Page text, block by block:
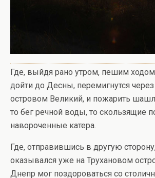
Где, выйдя рано утром, пешим
дойти до Десны, перемигнутся
островом Великий, и пожарить
то бег речной воды, то скользящие
навороченные катера.
Где, отправившись в другую
оказывался уже на Трухановом
Днепр мог поздороваться со